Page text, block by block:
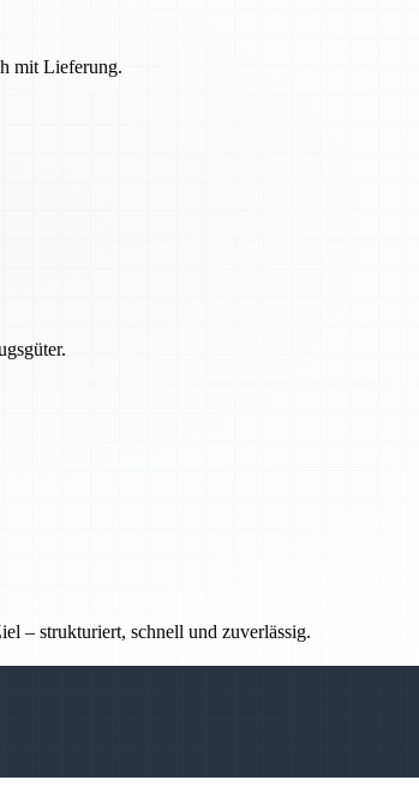
mit Lieferung.
– strukturiert, schnell und zuverlässig.